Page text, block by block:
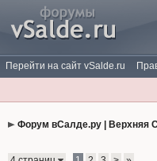
Перейти на сайт vSalde.ru
Форум вСалде.ру | Верхняя